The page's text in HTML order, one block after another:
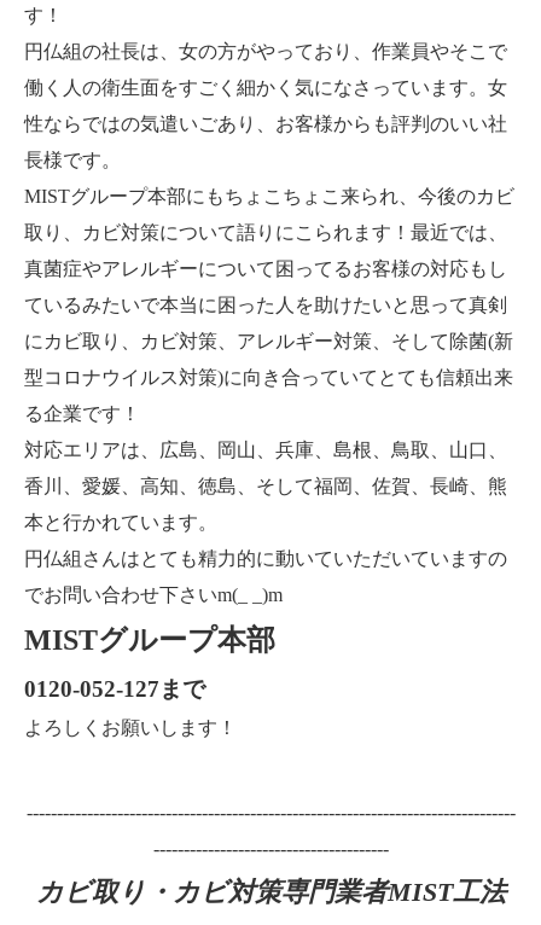
す！
円仏組の社長は、女の方がやっており、作業員やそこで
働く人の衛生面をすごく細かく気になさっています。女
性ならではの気遣いごあり、お客様からも評判のいい社
長様です。
MISTグループ本部にもちょこちょこ来られ、今後のカビ
取り、カビ対策について語りにこられます！最近では、
真菌症やアレルギーについて困ってるお客様の対応もし
ているみたいで本当に困った人を助けたいと思って真剣
にカビ取り、カビ対策、アレルギー対策、そして除菌(新
型コロナウイルス対策)に向き合っていてとても信頼出来
る企業です！
対応エリアは、広島、岡山、兵庫、島根、鳥取、山口、
香川、愛媛、高知、徳島、そして福岡、佐賀、長崎、熊
本と行かれています。
円仏組さんはとても精力的に動いていただいていますの
でお問い合わせ下さいm(_ _)m
MISTグループ本部
0120-052-127まで
よろしくお願いします！
---------------------------------------------------------------------------------
---------------------------------------
カビ取り・カビ対策専門業者MIST工法